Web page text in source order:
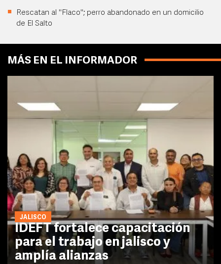
Rescatan al "Flaco"; perro abandonado en un domicilio
de El Salto
MÁS EN EL INFORMADOR
JALISCO
IDEFT fortalece capacitación
para el trabajo en jalisco y
amplía alianzas